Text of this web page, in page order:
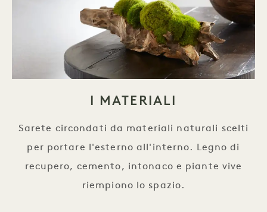
I MATERIALI
Sarete circondati da materiali naturali scelti
per portare l'esterno all'interno. Legno di
recupero, cemento, intonaco e piante vive
riempiono lo spazio.